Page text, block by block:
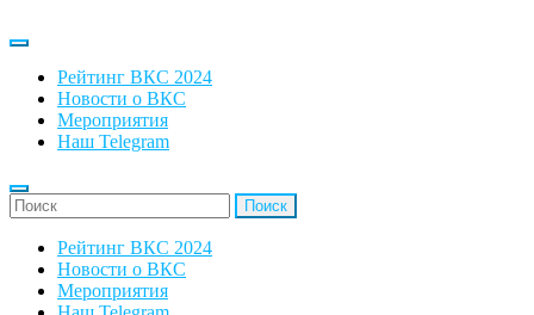
Рейтинг ВКС 2024
Новости о ВКС
Мероприятия
Наш Telegram
'Найти:
Рейтинг ВКС 2024
Новости о ВКС
Мероприятия